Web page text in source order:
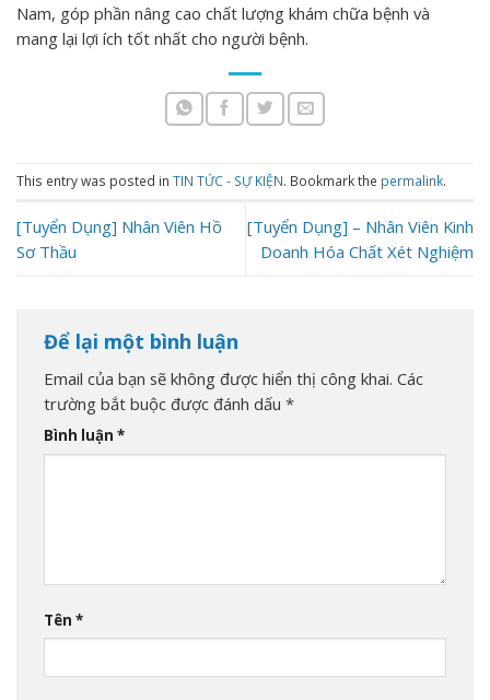
Nam, góp phần nâng cao chất lượng khám chữa bệnh và
mang lại lợi ích tốt nhất cho người bệnh.
This entry was posted in TIN TỨC - SỰ KIỆN. Bookmark the permalink.
[Tuyển Dụng] Nhân Viên Hồ
Sơ Thầu
[Tuyển Dụng] – Nhân Viên Kinh
Doanh Hóa Chất Xét Nghiệm
Để lại một bình luận
Email của bạn sẽ không được hiển thị công khai. Các
trường bắt buộc được đánh dấu *
Bình luận *
Tên *